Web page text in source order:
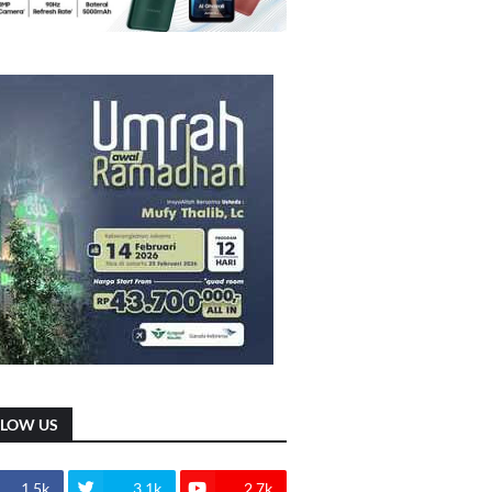
US
1.5k 3.1k 2.7k